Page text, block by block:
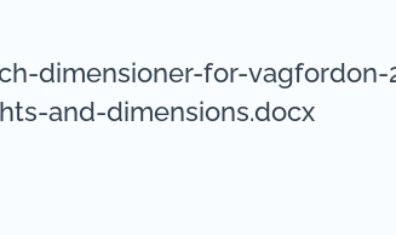
dimensioner-for-vagfordon-
and-dimensions.docx